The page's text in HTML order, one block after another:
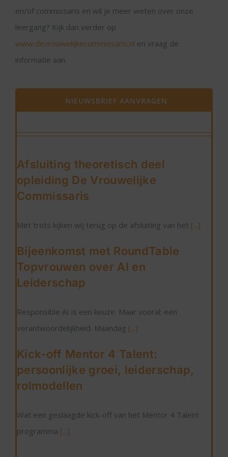
en/of commissaris en wil je meer weten over onze
leergang? Kijk dan verder op
www.devrouwelijkecommissaris.nl en vraag de
informatie aan.
NIEUWSBRIEF AANVRAGEN
Afsluiting theoretisch deel
opleiding De Vrouwelijke
Commissaris
Met trots kijken wij terug op de afsluiting van het [...]
Bijeenkomst met RoundTable
Topvrouwen over AI en
Leiderschap
Responsible AI is een keuze. Maar vooral: een
verantwoordelijkheid. Maandag [...]
Kick-off Mentor 4 Talent:
persoonlijke groei, leiderschap,
rolmodellen
Wat een geslaagde kick-off van het Mentor 4 Talent
programma [...]